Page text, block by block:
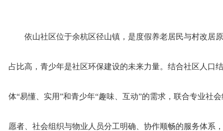
依山社区位于余杭区径山镇，是度假养老居民与村改居
占比高，青少年是社区环保建设的未来力量。结合社区人口
体“易懂、实用”和青少年“趣味、互动”的需求，联合专业社
愿者、社会组织与物业人员分工明确、协作顺畅的服务体系